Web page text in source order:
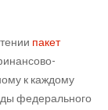
пакет
к каждому
федерального